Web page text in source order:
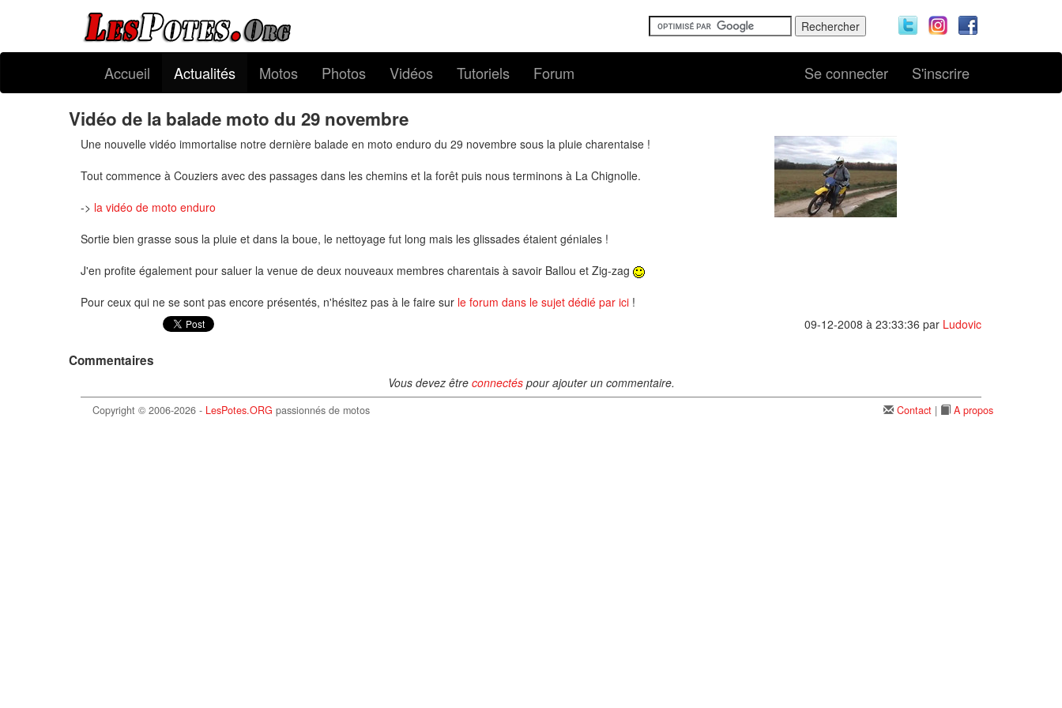
Accueil Actualités Motos Photos Vidéos Tutoriels Forum Se connecter S'inscrire
Vidéo de la balade moto du 29 novembre
Une nouvelle vidéo immortalise notre dernière balade en moto enduro du 29 novembre sous la pluie charentaise !
Tout commence à Couziers avec des passages dans les chemins et la forêt puis nous terminons à La Chignolle.
-> la vidéo de moto enduro
Sortie bien grasse sous la pluie et dans la boue, le nettoyage fut long mais les glissades étaient géniales !
J'en profite également pour saluer la venue de deux nouveaux membres charentais à savoir Ballou et Zig-zag
Pour ceux qui ne se sont pas encore présentés, n'hésitez pas à le faire sur le forum dans le sujet dédié par ici !
09-12-2008 à 23:33:36 par Ludovic
Commentaires
Vous devez être connectéspour ajouter un commentaire.
Copyright © 2006-2026 - LesPotes.ORG passionnés de motos Contact | A propos